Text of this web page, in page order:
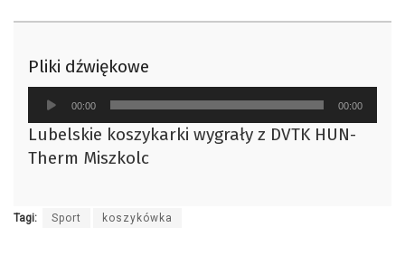
Pliki dźwiękowe
Odtwarzacz
plików
dźwiękowych
00:00 00:00
Lubelskie koszykarki wygrały z DVTK HUN-
Therm Miszkolc
Tagi: Sport koszykówka